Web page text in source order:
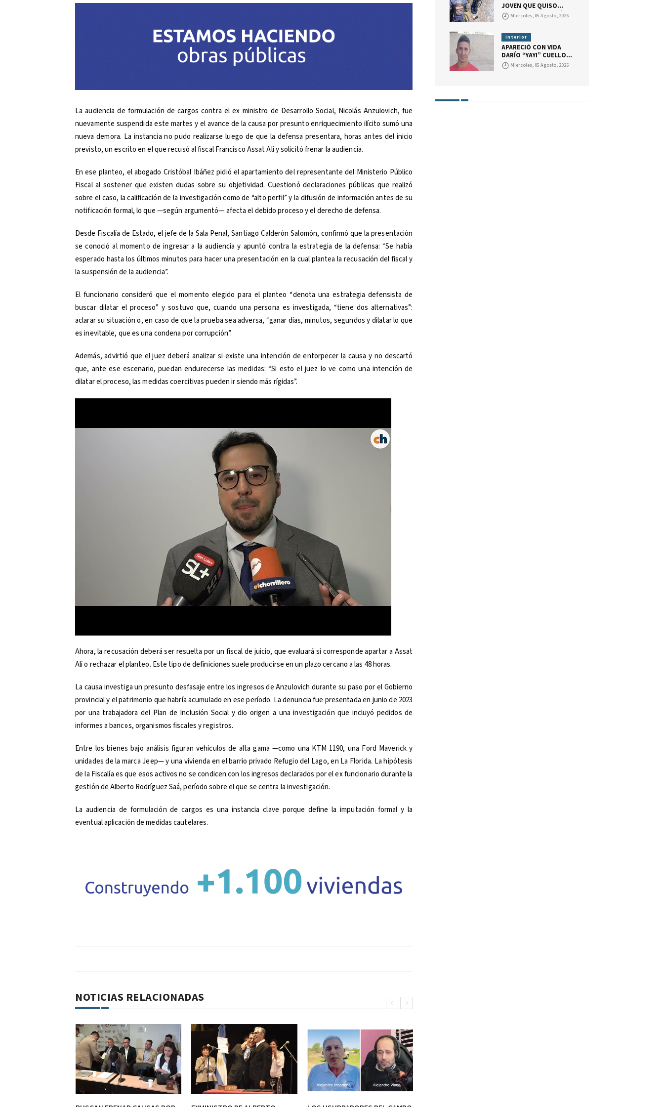
La audiencia de formulación de cargos contra el ex ministro de Desarrollo Social, Nicolás Anzulovich, fue
nuevamente suspendida este martes y el avance de la causa por presunto enriquecimiento ilícito sumó una
nueva demora. La instancia no pudo realizarse luego de que la defensa presentara, horas antes del inicio
previsto, un escrito en el que recusó al fiscal Francisco Assat Alí y solicitó frenar la audiencia.
En ese planteo, el abogado Cristóbal Ibáñez pidió el apartamiento del representante del Ministerio Público
Fiscal al sostener que existen dudas sobre su objetividad. Cuestionó declaraciones públicas que realizó
sobre el caso, la calificación de la investigación como de “alto perfil” y la difusión de información antes de su
notificación formal, lo que —según argumentó— afecta el debido proceso y el derecho de defensa.
Desde Fiscalía de Estado, el jefe de la Sala Penal, Santiago Calderón Salomón, confirmó que la presentación
se conoció al momento de ingresar a la audiencia y apuntó contra la estrategia de la defensa: “Se había
esperado hasta los últimos minutos para hacer una presentación en la cual plantea la recusación del fiscal y
la suspensión de la audiencia”.
El funcionario consideró que el momento elegido para el planteo “denota una estrategia defensista de
buscar dilatar el proceso” y sostuvo que, cuando una persona es investigada, “tiene dos alternativas”:
aclarar su situación o, en caso de que la prueba sea adversa, “ganar días, minutos, segundos y dilatar lo que
es inevitable, que es una condena por corrupción”.
Además, advirtió que el juez deberá analizar si existe una intención de entorpecer la causa y no descartó
que, ante ese escenario, puedan endurecerse las medidas: “Si esto el juez lo ve como una intención de
dilatar el proceso, las medidas coercitivas pueden ir siendo más rígidas”.
Ahora, la recusación deberá ser resuelta por un fiscal de juicio, que evaluará si corresponde apartar a Assat
Alí o rechazar el planteo. Este tipo de definiciones suele producirse en un plazo cercano a las 48 horas.
La causa investiga un presunto desfasaje entre los ingresos de Anzulovich durante su paso por el Gobierno
provincial y el patrimonio que habría acumulado en ese período. La denuncia fue presentada en junio de 2023
por una trabajadora del Plan de Inclusión Social y dio origen a una investigación que incluyó pedidos de
informes a bancos, organismos fiscales y registros.
Entre los bienes bajo análisis figuran vehículos de alta gama —como una KTM 1190, una Ford Maverick y
unidades de la marca Jeep— y una vivienda en el barrio privado Refugio del Lago, en La Florida. La hipótesis
de la Fiscalía es que esos activos no se condicen con los ingresos declarados por el ex funcionario durante la
gestión de Alberto Rodríguez Saá, período sobre el que se centra la investigación.
La audiencia de formulación de cargos es una instancia clave porque define la imputación formal y la
eventual aplicación de medidas cautelares.
NOTICIAS RELACIONADAS
ABOGADO.
JOVEN QUE QUISO
BALEAR A UN POLICÍA
CON UNA ESCOPETA
TENÍA UN CARTUCHO
CON MARCAS QUE
INDICAN QUE EL JOVEN
GATILLÓ.
Miercoles, 05 Agosto, 2026
Interior
APARECIÓ CON VIDA
DARÍO “YAYI” CUELLO.
LA JUSTICIA DESCARTA
UN SECUESTRO Y
Miercoles, 05 Agosto, 2026